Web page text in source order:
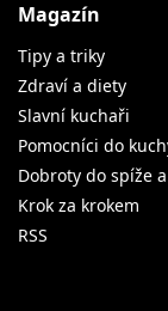
Magazín
Tipy a triky
Zdraví a diety
Slavní kuchaři
Pomocníci do
Dobroty do spíže
Krok za krokem
RSS